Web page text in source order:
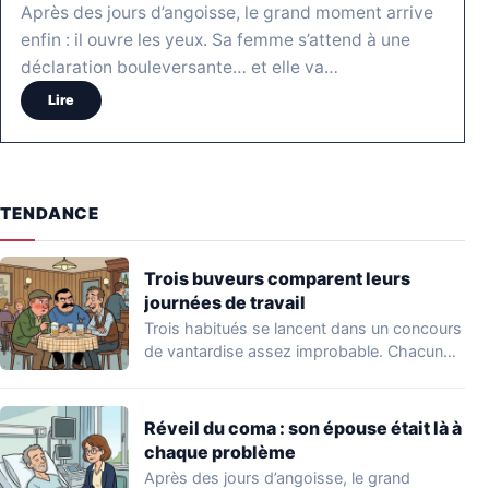
Après des jours d’angoisse, le grand moment arrive
enfin : il ouvre les yeux. Sa femme s’attend à une
déclaration bouleversante… et elle va…
Lire
TENDANCE
Trois buveurs comparent leurs
journées de travail
Trois habitués se lancent dans un concours
de vantardise assez improbable. Chacun
Réveil du coma : son épouse était là à
chaque problème
Après des jours d’angoisse, le grand